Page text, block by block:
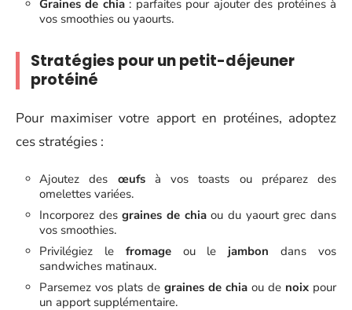
Graines de chia: parfaites pour ajouter des protéines à
vos smoothies ou yaourts.
Stratégies pour un petit-déjeuner
protéiné
Pour maximiser votre apport en protéines, adoptez
ces stratégies :
Ajoutez des œufsà vos toasts ou préparez des
omelettes variées.
Incorporez desgraines de chiaou du yaourt grec dans
vos smoothies.
Privilégiez le fromageou le jambon dans vos
sandwiches matinaux.
Parsemez vos plats de graines de chia ou de noix pour
un apport supplémentaire.